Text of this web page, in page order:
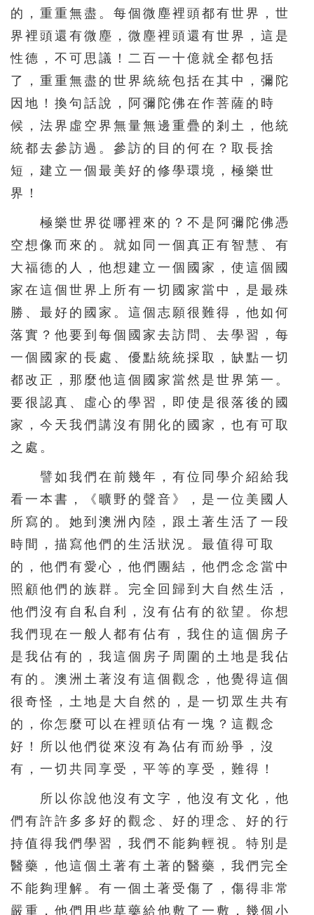
的，重重無盡。每個微塵裡頭都有世界，世
界裡頭還有微塵，微塵裡頭還有世界，這是
性德，不可思議！二百一十億就全都包括
了，重重無盡的世界統統包括在其中，彌陀
因地！換句話說，阿彌陀佛在作菩薩的時
候，法界虛空界無量無邊重疊的剎土，他統
統都去參訪過。參訪的目的何在？取長捨
短，建立一個最美好的修學環境，極樂世
界！
極樂世界從哪裡來的？不是阿彌陀佛憑
空想像而來的。就如同一個真正有智慧、有
大福德的人，他想建立一個國家，使這個國
家在這個世界上所有一切國家當中，是最殊
勝、最好的國家。這個志願很難得，他如何
落實？他要到每個國家去訪問、去學習，每
一個國家的長處、優點統統採取，缺點一切
都改正，那麼他這個國家當然是世界第一。
要很認真、虛心的學習，即使是很落後的國
家，今天我們講沒有開化的國家，也有可取
之處。
譬如我們在前幾年，有位同學介紹給我
看一本書，《曠野的聲音》，是一位美國人
所寫的。她到澳洲內陸，跟土著生活了一段
時間，描寫他們的生活狀況。最值得可取
的，他們有愛心，他們團結，他們念念當中
照顧他們的族群。完全回歸到大自然生活，
他們沒有自私自利，沒有佔有的欲望。你想
我們現在一般人都有佔有，我住的這個房子
是我佔有的，我這個房子周圍的土地是我佔
有的。澳洲土著沒有這個觀念，他覺得這個
很奇怪，土地是大自然的，是一切眾生共有
的，你怎麼可以在裡頭佔有一塊？這觀念
好！所以他們從來沒有為佔有而紛爭，沒
有，一切共同享受，平等的享受，難得！
所以你說他沒有文字，他沒有文化，他
們有許許多多好的觀念、好的理念、好的行
持值得我們學習，我們不能夠輕視。特別是
醫藥，他這個土著有土著的醫藥，我們完全
不能夠理解。有一個土著受傷了，傷得非常
嚴重，他們用些草藥給他敷了一敷，幾個小